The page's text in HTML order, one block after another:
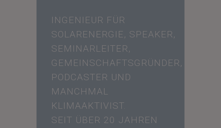
INGENIEUR FÜR
SOLARENERGIE, SPEAKER,
SEMINARLEITER,
GEMEINSCHAFTSGRÜNDER,
PODCASTER UND
MANCHMAL
KLIMAAKTIVIST.
SEIT ÜBER 20 JAHREN